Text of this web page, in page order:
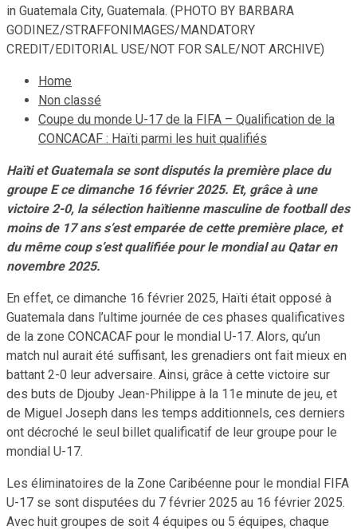
in Guatemala City, Guatemala. (PHOTO BY BARBARA
GODINEZ/STRAFFONIMAGES/MANDATORY
CREDIT/EDITORIAL USE/NOT FOR SALE/NOT ARCHIVE)
Home
Non classé
Coupe du monde U-17 de la FIFA – Qualification de la
CONCACAF : Haïti parmi les huit qualifiés
Haïti et Guatemala se sont disputés la première place du
groupe E ce dimanche 16 février 2025. Et, grâce à une
victoire 2-0, la sélection haïtienne masculine de football des
moins de 17 ans s’est emparée de cette première place, et
du même coup s’est qualifiée pour le mondial au Qatar en
novembre 2025.
En effet, ce dimanche 16 février 2025, Haïti était opposé à
Guatemala dans l’ultime journée de ces phases qualificatives
de la zone CONCACAF pour le mondial U-17. Alors, qu’un
match nul aurait été suffisant, les grenadiers ont fait mieux en
battant 2-0 leur adversaire. Ainsi, grâce à cette victoire sur
des buts de Djouby Jean-Philippe à la 11e minute de jeu, et
de Miguel Joseph dans les temps additionnels, ces derniers
ont décroché le seul billet qualificatif de leur groupe pour le
mondial U-17.
Les éliminatoires de la Zone Caribéenne pour le mondial FIFA
U-17 se sont disputées du 7 février 2025 au 16 février 2025.
Avec huit groupes de soit 4 équipes ou 5 équipes, chaque